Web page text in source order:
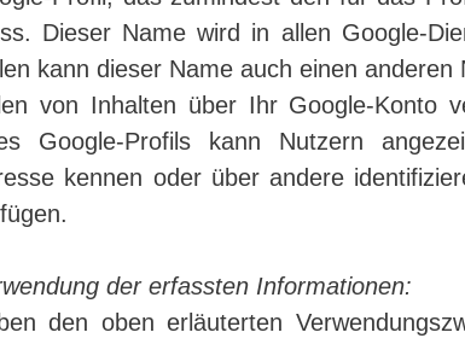
Dieser Name wird in allen Google-
kann dieser Name auch einen
von Inhalten über Ihr Google-Konto
Google-Profils kann Nutzern
kennen oder über andere
der erfassten Informationen:
den oben erläuterten